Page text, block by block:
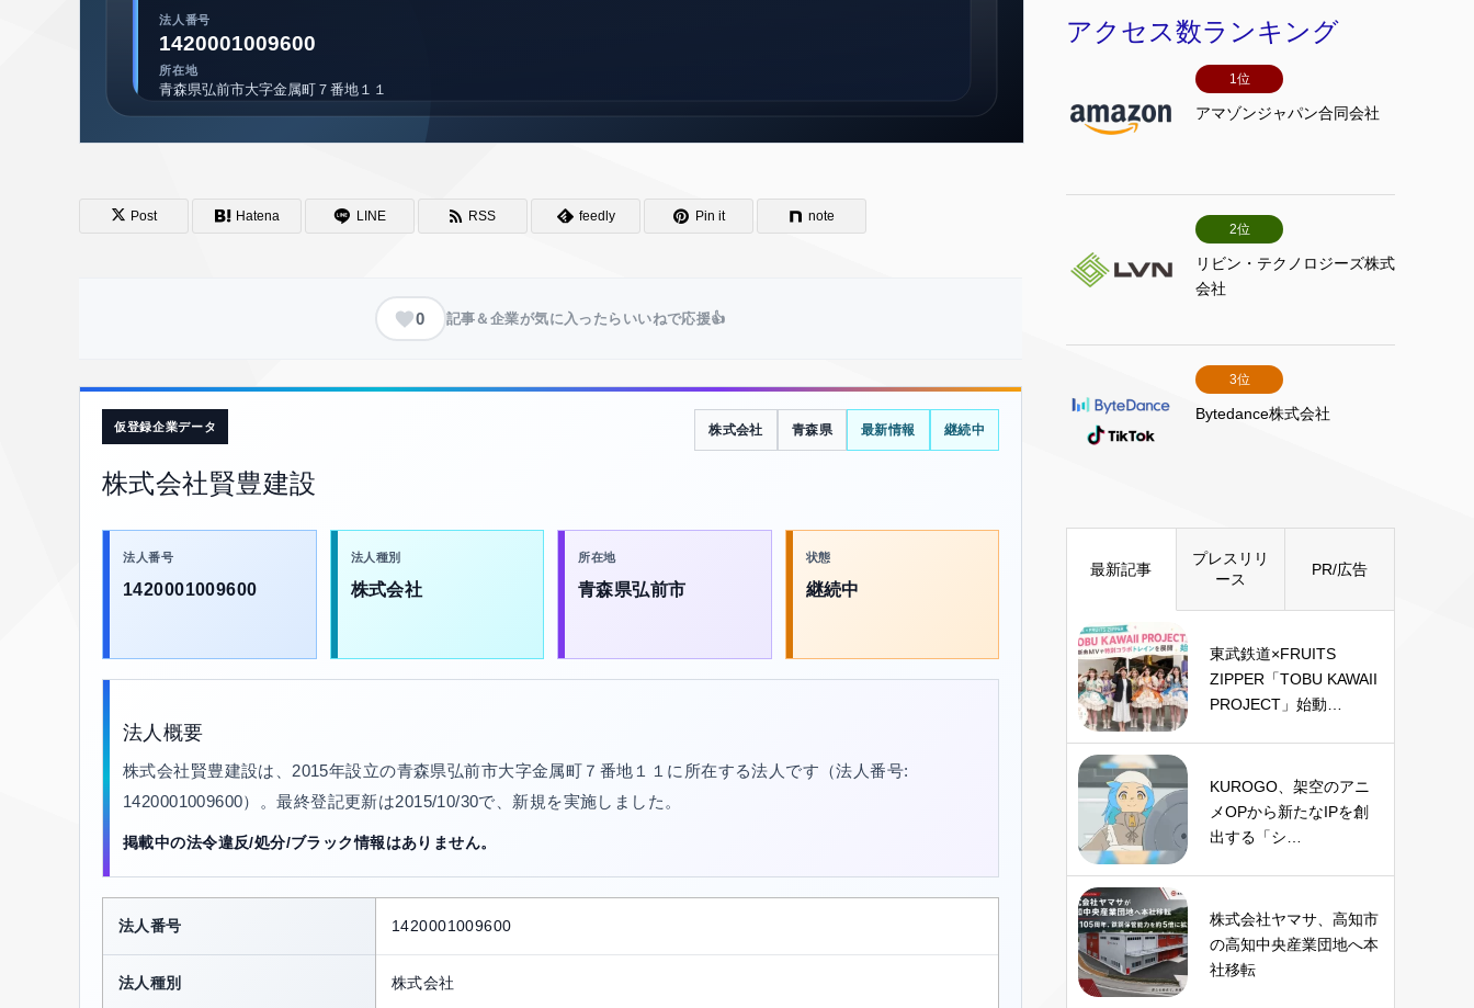
Post Hatena LINE RSS feedly Pin it note
0 記事＆企業が気に入ったらいいねで応援👍
仮登録企業データ
株式会社賢豊建設
株式会社 青森県 最新情報 継続中
法人番号
1420001009600
法人種別
株式会社
所在地
青森県弘前市
状態
継続中
法人概要
株式会社賢豊建設は、2015年設立の青森県弘前市大字金属町７番地１１に所在する法人です（法人番号:
1420001009600）。最終登記更新は2015/10/30で、新規を実施しました。
掲載中の法令違反/処分/ブラック情報はありません。
法人番号 1420001009600
法人種別 株式会社
アクセス数ランキング
1位
アマゾンジャパン合同会社
2位
リビン・テクノロジーズ株式
会社
3位
Bytedance株式会社
最新記事
プレスリリ
ース
PR/広告
東武鉄道×FRUITS
ZIPPER「TOBU KAWAII
PROJECT」始動…
KUROGO、架空のアニ
メOPから新たなIPを創
出する「シ…
株式会社ヤマサ、高知市
の高知中央産業団地へ本
社移転